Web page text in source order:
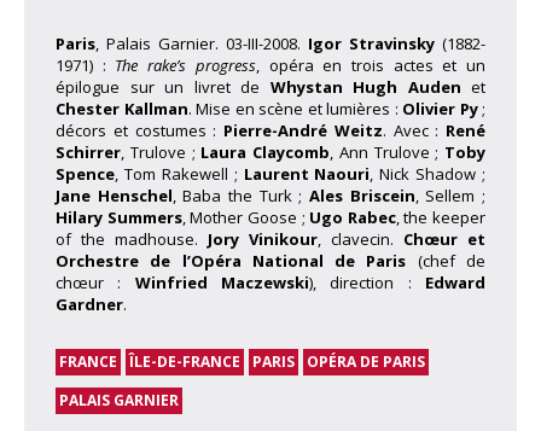
Paris, Palais Garnier. 03-III-2008. Igor Stravinsky (1882-
1971) : The rake’s progress, opéra en trois actes et un
épilogue sur un livret de Whystan Hugh Auden et
Chester Kallman. Mise en scène et lumières : Olivier Py;
décors et costumes : Pierre-André Weitz. Avec : René
Schirrer, Trulove ; Laura Claycomb, Ann Trulove ; Toby
Spence, Tom Rakewell ; Laurent Naouri, Nick Shadow ;
Jane Henschel, Baba the Turk ;Ales Briscein, Sellem ;
Hilary Summers, Mother Goose ; Ugo Rabec, the keeper
of the madhouse. Jory Vinikour, clavecin. Chœur et
Orchestre de l’Opéra National de Paris (chef de
chœur : Winfried Maczewski), direction : Edward
Gardner.
FRANCE ÎLE-DE-FRANCE PARIS
OPÉRA DE PARIS
PALAIS GARNIER